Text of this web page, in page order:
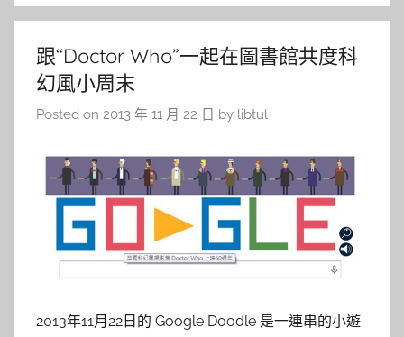
跟“Doctor Who”一起在圖書館共度科
幻風小周末
Posted on 2013 年 11 月 22 日 by libtul
2013年11月22日的 Google Doodle 是一連串的小遊